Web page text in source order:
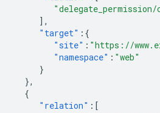
"delegate_permission/
],
"target" :{
"site" : "https://
"namespace" : "web"
}
},
{
"relation" :[